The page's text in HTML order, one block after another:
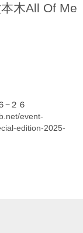
木All Of Me
−２６
event-
edition-2025-